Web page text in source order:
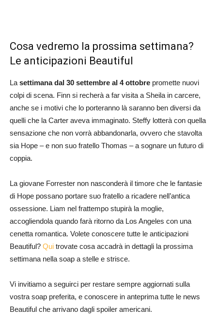
Cosa vedremo la prossima settimana?
Le anticipazioni Beautiful
La settimana dal 30 settembre al 4 ottobre promette nuovi
colpi di scena. Finn si recherà a far visita a Sheila in carcere,
anche se i motivi che lo porteranno là saranno ben diversi da
quelli che la Carter aveva immaginato. Steffy lotterà con quella
sensazione che non vorrà abbandonarla, ovvero che stavolta
sia Hope – e non suo fratello Thomas – a sognare un futuro di
coppia.
La giovane Forrester non nasconderà il timore che le fantasie
di Hope possano portare suo fratello a ricadere nell’antica
ossessione. Liam nel frattempo stupirà la moglie,
accogliendola quando farà ritorno da Los Angeles con una
cenetta romantica. Volete conoscere tutte le anticipazioni
Beautiful? Qui trovate cosa accadrà in dettagli la prossima
settimana nella soap a stelle e strisce.
Vi invitiamo a seguirci per restare sempre aggiornati sulla
vostra soap preferita, e conoscere in anteprima tutte le news
Beautiful che arrivano dagli spoiler americani.